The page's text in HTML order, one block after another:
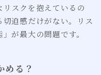
スクを抱えているの
迫感だけがない。リス
が最大の問題です。
める？